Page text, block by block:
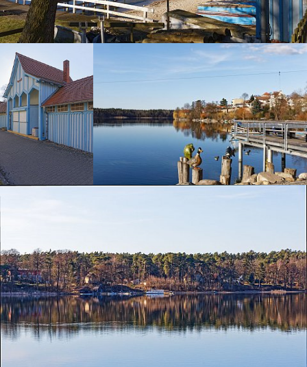
Ich nehme an Partnerprogrammen teil. Über Links auf
meiner Seite kannst du dadurch direkt nach Büchern,
Unterkünften und Transportmöglichkeiten zu den Orten
suchen. Für die Empfehlungen erhalte ich gegebenenfalls
eine kleine Provision vom jeweiligen Verkäufer. Für dich
entstehen bei Buchung oder Kauf keine höheren Kosten.
Werbliche Links sind mit * gekennzeichnet.
Fotos und Texte:
Mark Brandenburg Bildarchiv - Kreuz und quer
durch Brandenburg
Neu
Brandenburg
Seen
Sagen
Traditionen
Buchtipps
Über mich
Impressum
Datenschutz
© 2026